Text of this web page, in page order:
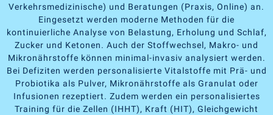
Verkehrsmedizinische) und Beratungen (Praxis, Online) an.
Eingesetzt werden moderne Methoden für die
kontinuierliche Analyse von Belastung, Erholung und Schlaf,
Zucker und Ketonen. Auch der Stoffwechsel, Makro- und
Mikronährstoffe können minimal-invasiv analysiert werden.
Bei Defiziten werden personalisierte Vitalstoffe mit Prä- und
Probiotika als Pulver, Mikronährstoffe als Granulat oder
Infusionen rezeptiert. Zudem werden ein personalisiertes
Training für die Zellen (IHHT), Kraft (HIT), Gleichgewicht